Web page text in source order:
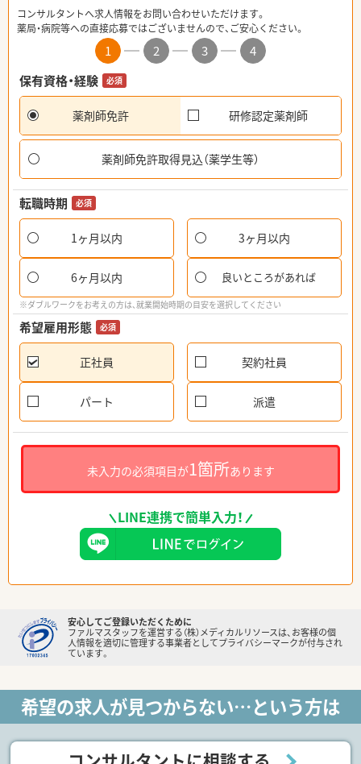
コンサルタントへ求人情報をお問い合わせいただけます。
薬局・病院等への直接応募ではございませんので、ご安心ください。
1 2 3
4
保有資格・経験
必須
薬剤師免許 研修認定薬剤師
薬剤師免許取得見込（薬学生等）
転職時期 必須
1ヶ月以内 3ヶ月以内
6ヶ月以内 良いところがあれば
※ダブルワークをお考えの方は、就業開始時期の目安を選択してください
希望雇用形態 必須
正社員 契約社員
パート 派遣
未入力の必須項目が1箇所あります
LINE連携で簡単入力！
安心してご登録いただくために
ファルマスタッフを運営する（株）メディカルリソースは、お客様の個
人情報を適切に管理する事業者としてプライバシーマークが付与され
ています。
希望の求人が見つからない…という方は